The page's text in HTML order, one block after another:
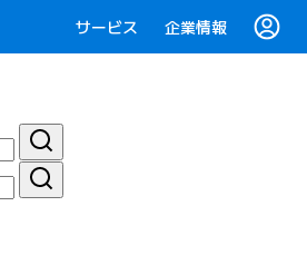
サービス 企業情報